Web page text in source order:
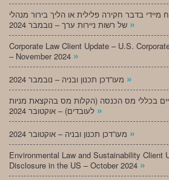
מיידי בדבר חקירה פלילית או הליך בירור מנהלי
»
Corporate Law Client Update – U.S.
– November 2024 »
»
בכללי מס הכנסה (הקלות מס בהקצאת מניות
»
»
Environmental Law and Sustainability Client
Disclosure in the US – October 2024 »